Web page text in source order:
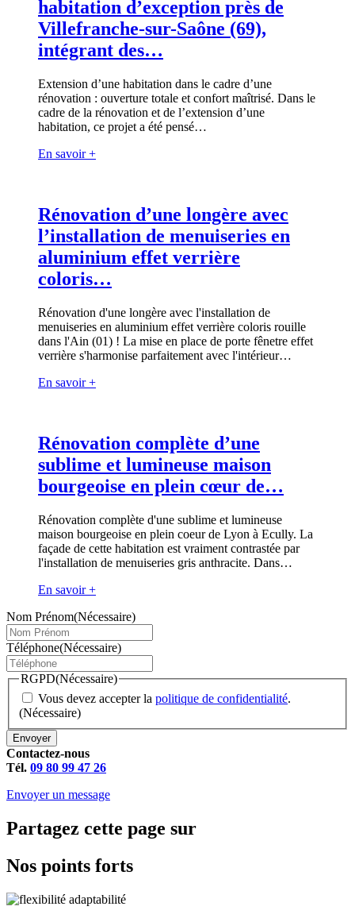
habitation d’exception près de
Villefranche-sur-Saône (69),
intégrant des…
Extension d’une habitation dans le cadre d’une
rénovation : ouverture totale et confort maîtrisé. Dans le
cadre de la rénovation et de l’extension d’une
habitation, ce projet a été pensé…
En savoir +
Rénovation d’une longère avec
l’installation de menuiseries en
aluminium effet verrière
coloris…
Rénovation d'une longère avec l'installation de
menuiseries en aluminium effet verrière coloris rouille
dans l'Ain (01) ! La mise en place de porte fênetre effet
verrière s'harmonise parfaitement avec l'intérieur…
En savoir +
Rénovation complète d’une
sublime et lumineuse maison
bourgeoise en plein cœur de…
Rénovation complète d'une sublime et lumineuse
maison bourgeoise en plein coeur de Lyon à Ecully. La
façade de cette habitation est vraiment contrastée par
l'installation de menuiseries gris anthracite. Dans…
En savoir +
Nom Prénom(Nécessaire)
Téléphone(Nécessaire)
RGPD(Nécessaire)
Vous devez accepter la politique de confidentialité.
(Nécessaire)
Envoyer
Contactez-nous
Tél. 09 80 99 47 26
Envoyer un message
Partagez cette page sur
Nos points forts